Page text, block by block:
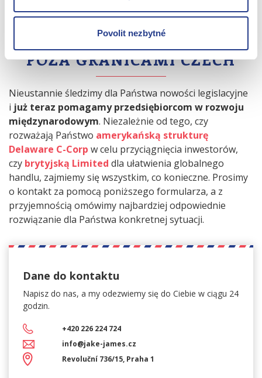
Povolit nezbytné
POMOŻEMY PAŃSTWU
ROZWINĄĆ DZIAŁALNOŚĆ
POZA GRANICAMI CZECH
Nieustannie śledzimy dla Państwa nowości legislacyjne
i już teraz pomagamy przedsiębiorcom w rozwoju
międzynarodowym. Niezależnie od tego, czy
rozważają Państwo amerykańską strukturę
Delaware C-Corp w celu przyciągnięcia inwestorów,
czy brytyjską Limited dla ułatwienia globalnego
handlu, zajmiemy się wszystkim, co konieczne. Prosimy
o kontakt za pomocą poniższego formularza, a z
przyjemnością omówimy najbardziej odpowiednie
rozwiązanie dla Państwa konkretnej sytuacji.
Dane do kontaktu
Napisz do nas, a my odezwiemy się do Ciebie w ciągu 24
godzin.
+420 226 224 724
info@jake-james.cz
Revoluční 736/15, Praha 1